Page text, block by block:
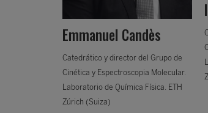
Emmanuel Candès
Catedrático y director del Grupo de
Cinética y Espectroscopia Molecular.
Laboratorio de Química Física. ETH
Zúrich (Suiza)